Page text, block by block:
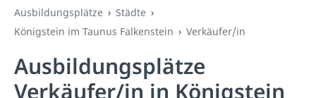
Ausbildungsplätze
Städte
Königstein im Taunus Falkenstein
Verkäufer/in
Ausbildungsplätze
Verkäufer/in in Königstein